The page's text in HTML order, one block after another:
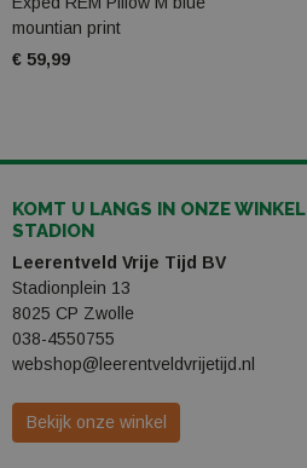
mountian print
€ 59,99
KOMT U LANGS IN ONZE
STADION
Leerentveld Vrije Tijd BV
Stadionplein 13
8025 CP Zwolle
038-4550755
webshop@leerentveldvrijetijd.nl
Bekijk onze winkel